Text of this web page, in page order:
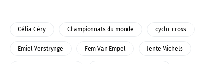
Célia Géry Championnats du monde cyclo-cross
Emiel Verstrynge Fem Van Empel Jente Michels